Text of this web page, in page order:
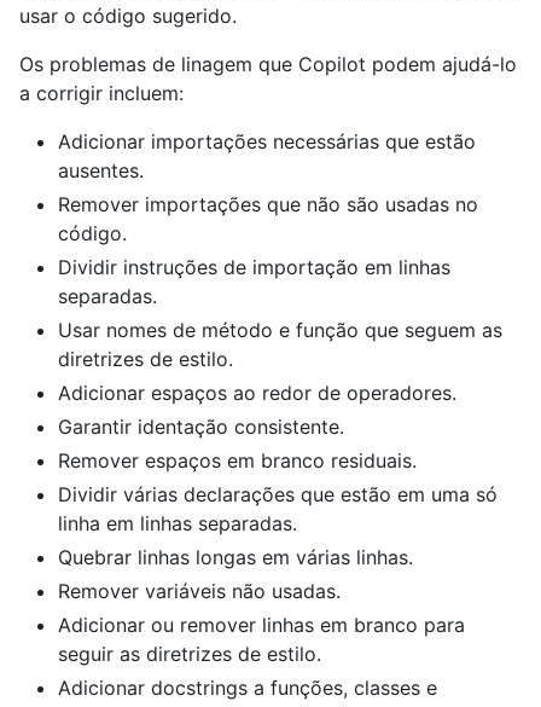
usar o código sugerido.
Os problemas de linagem que Copilot podem ajudá-lo
a corrigir incluem:
Adicionar importações necessárias que estão
ausentes.
Remover importações que não são usadas no
código.
Dividir instruções de importação em linhas
separadas.
Usar nomes de método e função que seguem as
diretrizes de estilo.
Adicionar espaços ao redor de operadores.
Garantir identação consistente.
Remover espaços em branco residuais.
Dividir várias declarações que estão em uma só
linha em linhas separadas.
Quebrar linhas longas em várias linhas.
Remover variáveis não usadas.
Adicionar ou remover linhas em branco para
seguir as diretrizes de estilo.
Adicionar docstrings a funções, classes e